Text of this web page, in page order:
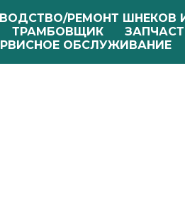
РЕМОНТ ШНЕКОВ
ТРАМБОВЩИК
ОБСЛУЖИВАНИЕ